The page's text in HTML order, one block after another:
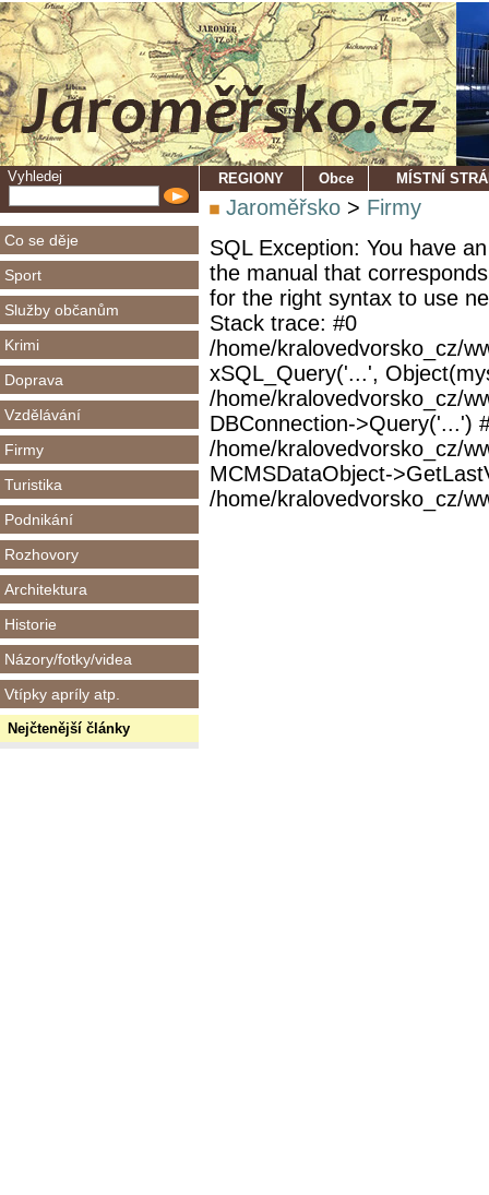
Vyhledej
Co se děje
Sport
Služby občanům
Krimi
Doprava
Vzdělávání
Firmy
Turistika
Podnikání
Rozhovory
Architektura
Historie
Názory/fotky/videa
Vtípky apríly atp.
Nejčtenější články
REGIONY Obce MÍSTNÍ
Jaroměřsko > Firmy
SQL Exception: You have
the manual that
for the right syntax to use
Stack trace: #0
/home/kralovedvorsko_cz/
xSQL_Query('...',
/home/kralovedvorsko_cz/
DBConnection->Query('...')
/home/kralovedvorsko_cz/
MCMSDataObject-
/home/kralovedvorsko_cz/